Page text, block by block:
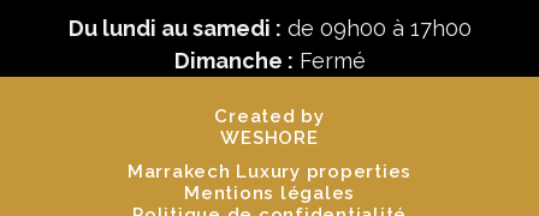
Du lundi au samedi : de 09h00 à 17h00
Dimanche : Fermé
Created by
WESHORE
Marrakech Luxury properties
Mentions légales